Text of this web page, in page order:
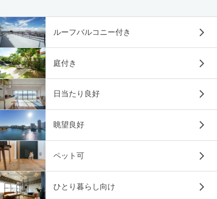
ルーフバルコニー付き
庭付き
日当たり良好
眺望良好
ペット可
ひとり暮らし向け